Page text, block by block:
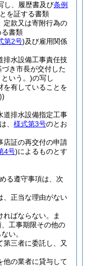
し、履歴書及び条例
を証する書類
定款又は寄附行為の
る書類
第2号)及び雇用関係
排水設備工事責任技
き市長が交付した
いう。)の写し
を有していることを
)
道排水設備指定工事
は、 様式第3号のとお
店証の再交付の申請
4号)によるものとす
る遵守事項は、次
、正当な理由がない
ばならない。
ま
工事期限その他の
い。
第三者に委託し、又
他の業者に貸与して